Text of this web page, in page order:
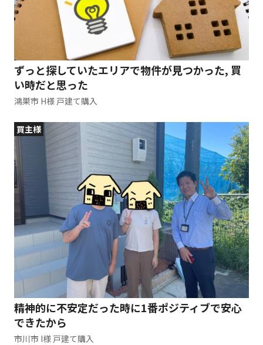
ずっと探していたエリアで物件が見つかった, 買
い時だと思った
鴻巣市 H様 戸建て購入
買主様
精神的に不安定だった時に1番ポジティブで安心
できたから
市川市 I様 戸建て購入